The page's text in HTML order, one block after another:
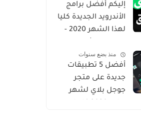
إليكم أفضل برامج
الأندرويد الجديدة كليا
لهذا الشهر 2020 -
حصري من أروع ما
شرحت
منذ بضع سنوات
أفضل 5 تطبيقات
جديدة على متجر
جوجل بلاي لشهر